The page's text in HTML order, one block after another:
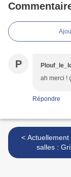
P
ah merci !
Répondre
< Actuellement dans les
salles :